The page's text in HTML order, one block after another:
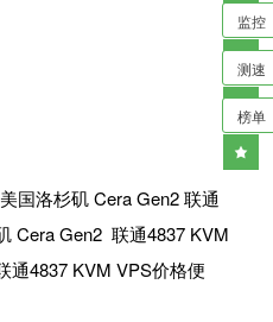
监控
测速
榜单
国洛杉矶 Cera Gen2 联通
Cera Gen2 联通4837 KVM
通4837 KVM VPS价格便